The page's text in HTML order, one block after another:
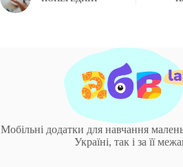
Мобільні додатки для навчання
Україні, так і за її